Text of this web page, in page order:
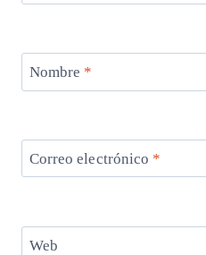
Nombre *
Correo electrónico *
Web